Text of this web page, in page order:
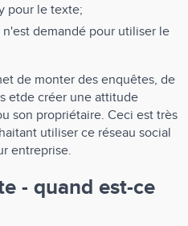
pour le texte;
demandé pour utiliser le
de monter des enquêtes, de
etde créer une attitude
son propriétaire. Ceci est très
utiliser ce réseau social
entreprise.
- quand est-ce